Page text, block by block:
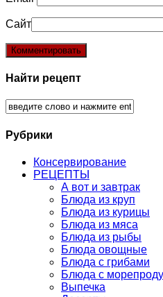
Сайт
Найти рецепт
Рубрики
Консервирование
РЕЦЕПТЫ
А вот и завтрак
Блюда из круп
Блюда из курицы
Блюда из мяса
Блюда из рыбы
Блюда овощные
Блюда с грибами
Блюда с
Выпечка